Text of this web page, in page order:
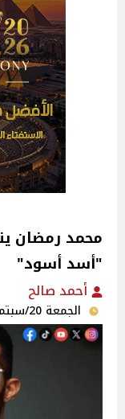
"أسد أسود"
أحمد صالح
الجمعة 20/سبتمبر/2024 - 11:45 م